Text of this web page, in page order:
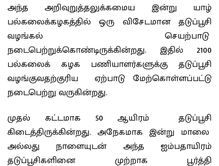
அந்த அறிவுறுத்தலுக்கமைய இன்று யாழ்
பல்கலைக்கழகத்தில் ஒரு விசேடமான தடுப்பூசி
வழங்கல் செயற்பாடு
நடைபெற்றுக்கொண்டிருக்கின்றது. இதில் 2100
பல்கலைக் கழக பணியாளர்களுக்கு தடுப்பூசி
வழங்குவதற்குரிய ஏற்பாடு மேற்கொள்ளப்பட்டு
நடைபெற்று வருகின்றது.
முதல் கட்டமாக 50 ஆயிரம் தடுப்பூசி
கிடைத்திருக்கின்றது. அநேகமாக இன்று மாலை
அல்லது நாளையுடன் அந்த ஐம்பதாயிரம்
தடுப்பூசிகளினை முற்றாக பூர்த்தி